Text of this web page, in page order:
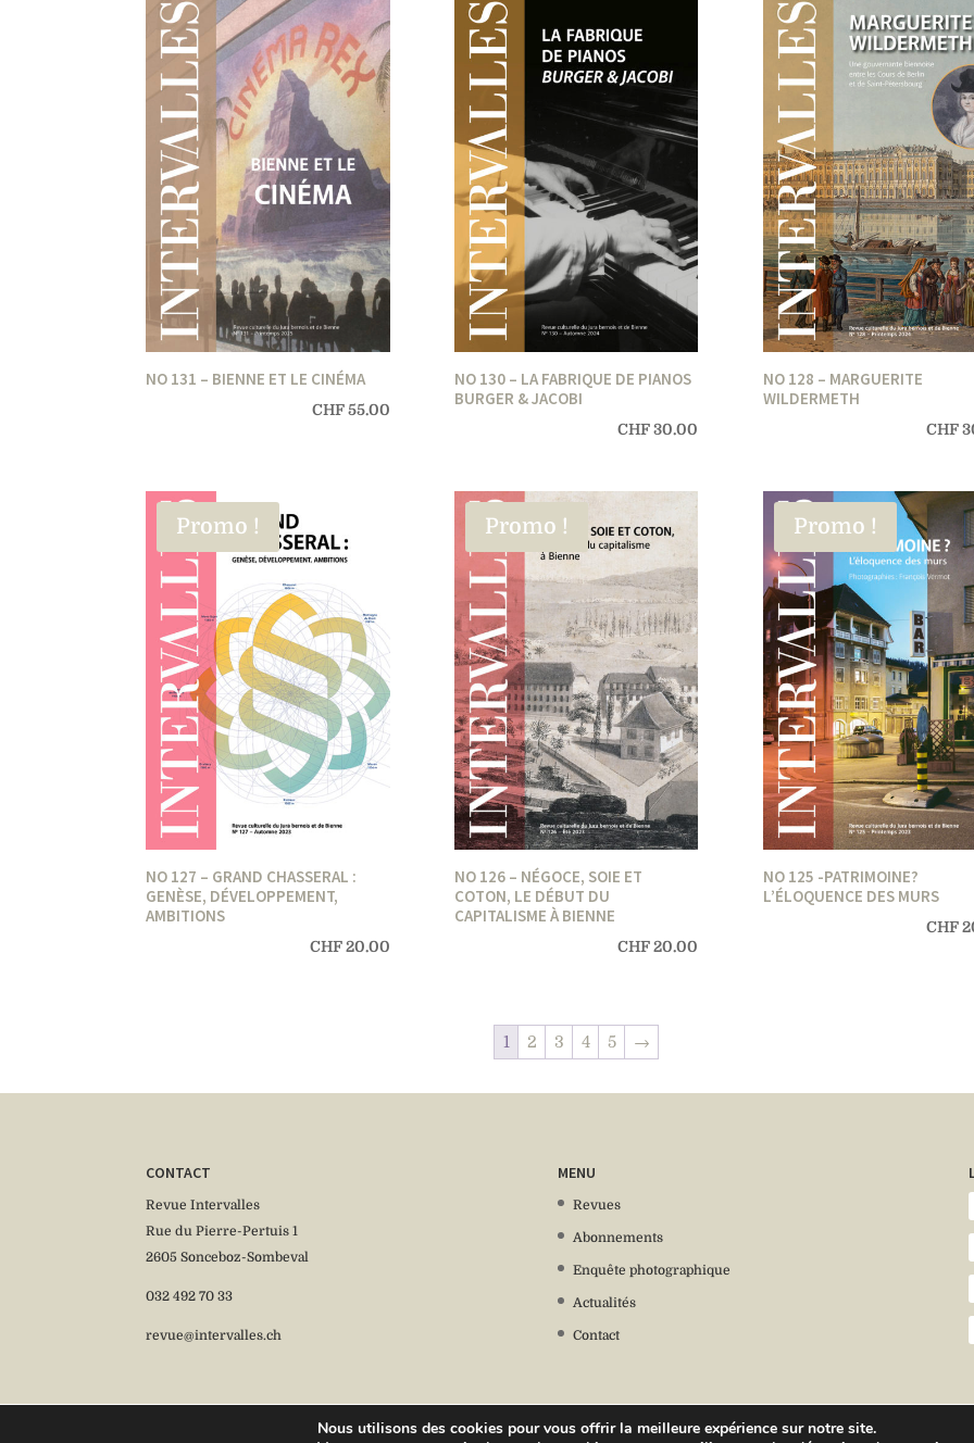
NO 131 – BIENNE ET LE CINÉMA
CHF55.00
NO 130 – LA FABRIQUE DE PIANOS
BURGER & JACOBI
CHF30.00
NO 128 – MARGUERITE
WILDERMETH
CHF
Promo !
NO 127 – GRAND CHASSERAL :
GENÈSE, DÉVELOPPEMENT,
AMBITIONS
CHF20.00
Promo !
NO 126 – NÉGOCE, SOIE ET
COTON, LE DÉBUT DU
CAPITALISME À BIENNE
CHF20.00
Promo !
NO 125 -PATRIMOINE?
L’ÉLOQUENCE DES MURS
CHF
1 2 3 4 5 →
CONTACT
Revue Intervalles
Rue du Pierre-Pertuis 1
2605 Sonceboz-Sombeval
032 492 70 33
revue@intervalles.ch
MENU
Revues
Abonnements
Enquête photographique
Actualités
Contact
Nous utilisons des cookies pour vous offrir la meilleure expérience sur notre site.